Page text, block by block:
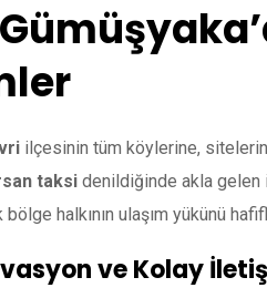
ilçesinin tüm köylerine,
taksi denildiğinde akla gelen
halkının ulaşım yükünü
ve Kolay